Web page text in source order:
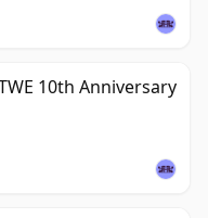
10th Anniversary